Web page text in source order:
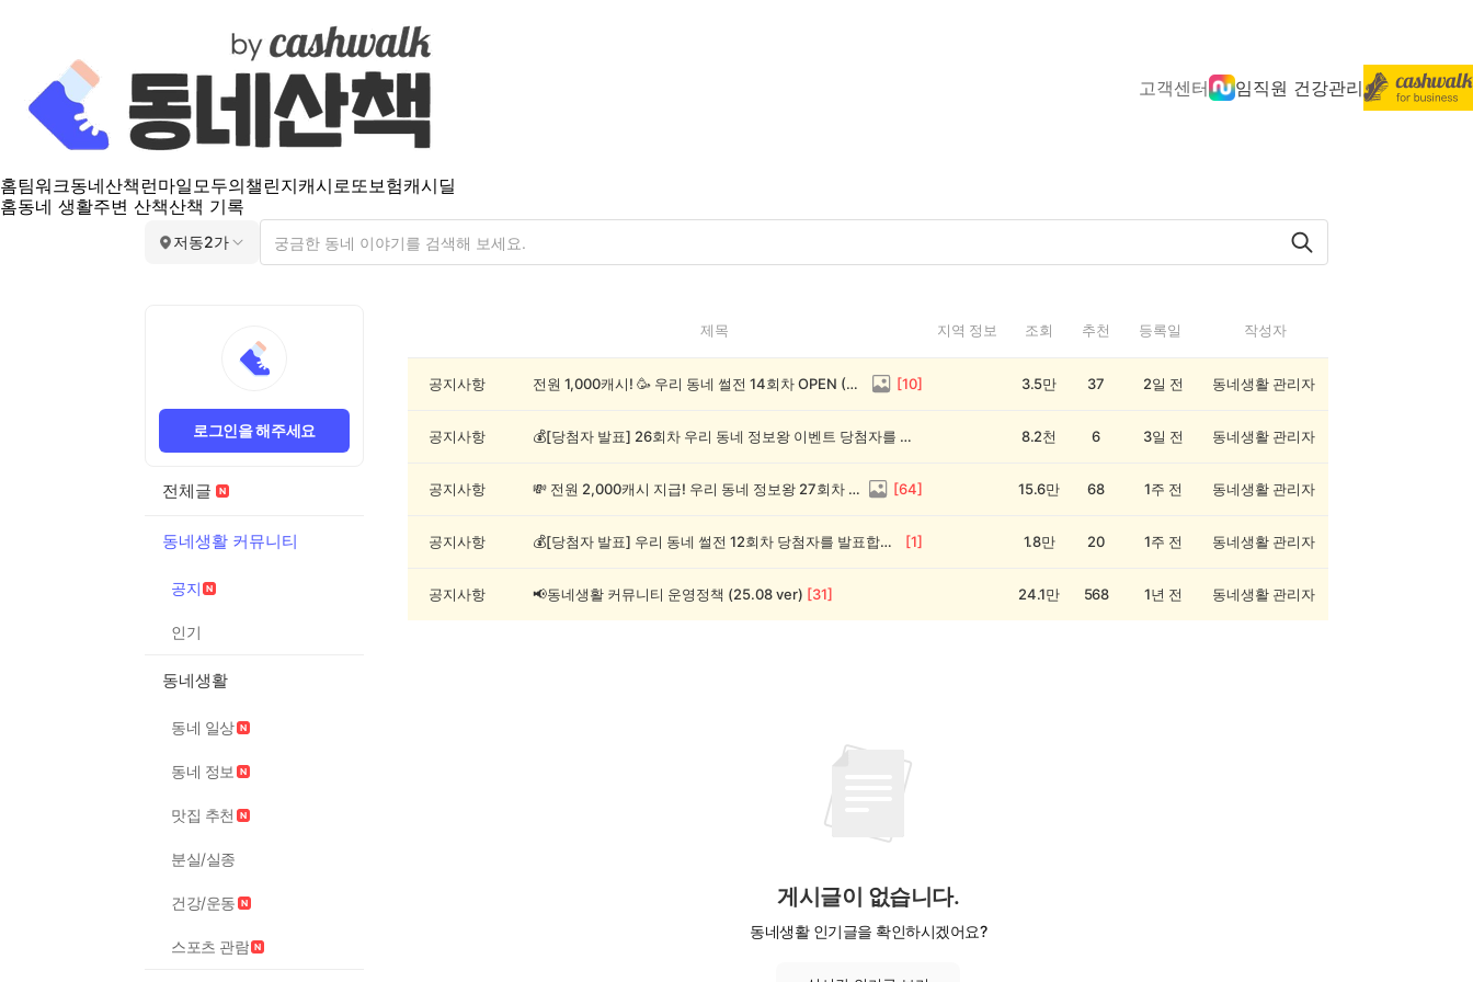
고객센터 임직원 건강관리
홈팀워크동네산책 런마일모두의챌린지캐시로또보험캐시딜
홈동네 생활주변 산책산책 기록
저동2가
로그인을 해주세요
전체글
동네생활 커뮤니티
공지
인기
동네생활
동네 일상
동네 정보
맛집 추천
분실/실종
건강/운동
스포츠 관람
2
제목 지역 정보 조회 추천 등록일 작성자
공지사항 전원 1,000캐시! 🥳 우리 동네 썰전 14회차 OPEN (~8/17) [10] 3.5만 37 2일 전 동네생활 관리자
공지사항 💰[당첨자 발표] 26회차 우리 동네 정보왕 이벤트 당첨자를 발표합니다! 8.2천 6 3일 전 동네생활 관리자
공지사항 💸 전원 2,000캐시 지급! 우리 동네 정보왕 27회차 (~8/10) [64] 15.6만 68 1주 전 동네생활 관리자
공지사항 💰[당첨자 발표] 우리 동네 썰전 12회차 당첨자를 발표합니다! [1] 1.8만 20 1주 전 동네생활 관리자
공지사항 📢동네생활 커뮤니티 운영정책 (25.08 ver) [31] 24.1만 568 1년 전 동네생활 관리자
게시글이 없습니다.
동네생활 인기글을 확인하시겠어요?